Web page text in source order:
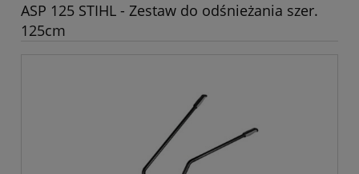
ASP 125 STIHL - Zestaw do odśnieżania szer.
125cm